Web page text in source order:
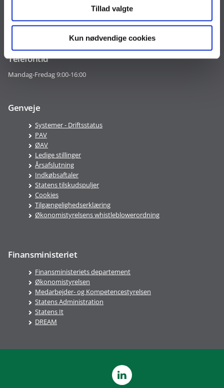
Tillad valgte
Kun nødvendige cookies
EAN nr. 5798009814401
Telefontid
Mandag-Fredag 9:00-16:00
Genveje
Systemer - Driftsstatus
PAV
ØAV
Ledige stillinger
Årsafslutning
Indkøbsaftaler
Statens tilskudspuljer
Cookies
Tilgængelighedserklæring
Økonomistyrelsens whistleblowerordning
Finansministeriet
Finansministeriets departement
Økonomistyrelsen
Medarbejder- og Kompetencestyrelsen
Statens Administration
Statens It
DREAM
LinkedIn